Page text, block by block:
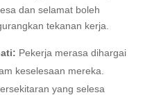
dan selamat boleh
tekanan kerja.
Pekerja merasa dihargai
keselesaan mereka.
yang selesa